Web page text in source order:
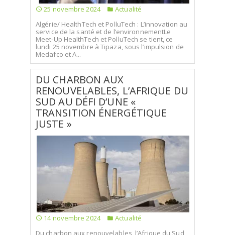
25 novembre 2024
Actualité
Algérie/ HealthTech et PolluTech : L’innovation au
service de la santé et de l’environnementLe
Meet-Up HealthTech et PolluTech se tient, ce
lundi 25 novembre à Tipaza, sous l’impulsion de
Medafco et A...
DU CHARBON AUX
RENOUVELABLES, L’AFRIQUE DU
SUD AU DÉFI D’UNE «
TRANSITION ÉNERGÉTIQUE
JUSTE »
14 novembre 2024
Actualité